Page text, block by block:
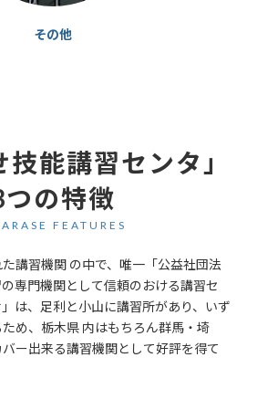
その他
技能講習センタ」
つの特徴
FEATURES
講習機関 の中で、唯一「公益社団法
専門機関として信頼のおける講習セ
は、足利と小山に講習所があり、いず
め、栃木県 内はもちろん群馬・埼
ー出来る講習機関として好評を得て